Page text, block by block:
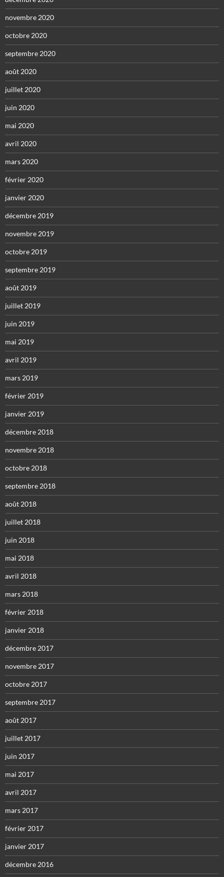
novembre 2020
octobre 2020
septembre 2020
août 2020
juillet 2020
juin 2020
mai 2020
avril 2020
mars 2020
février 2020
janvier 2020
décembre 2019
novembre 2019
octobre 2019
septembre 2019
août 2019
juillet 2019
juin 2019
mai 2019
avril 2019
mars 2019
février 2019
janvier 2019
décembre 2018
novembre 2018
octobre 2018
septembre 2018
août 2018
juillet 2018
juin 2018
mai 2018
avril 2018
mars 2018
février 2018
janvier 2018
décembre 2017
novembre 2017
octobre 2017
septembre 2017
août 2017
juillet 2017
juin 2017
mai 2017
avril 2017
mars 2017
février 2017
janvier 2017
décembre 2016